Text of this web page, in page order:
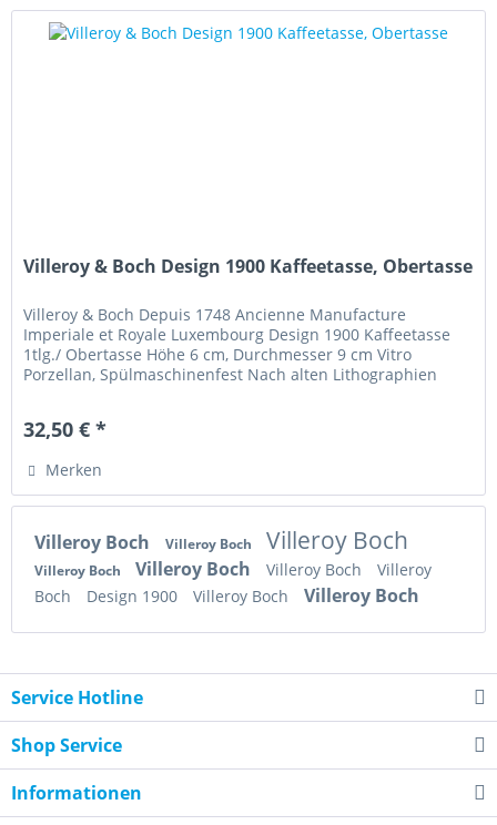
Villeroy & Boch Design 1900 Kaffeetasse, Obertasse
Villeroy & Boch Depuis 1748 Ancienne Manufacture
Imperiale et Royale Luxembourg Design 1900 Kaffeetasse
1tlg./ Obertasse Höhe 6 cm, Durchmesser 9 cm Vitro
Porzellan, Spülmaschinenfest Nach alten Lithographien
32,50 € *
Merken
Villeroy Boch Villeroy Boch Villeroy Boch
Villeroy Boch Villeroy Boch Villeroy Boch
Villeroy
Boch
Design 1900 Villeroy Boch Villeroy Boch
Service Hotline
Shop Service
Informationen